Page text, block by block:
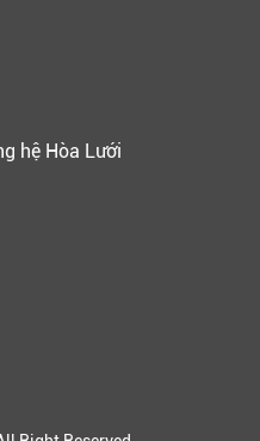
hệ Hòa Lưới